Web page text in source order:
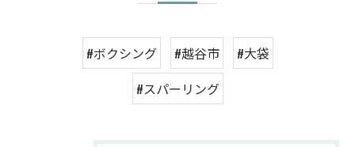
#ボクシング #越谷市
#大袋
#スパーリング